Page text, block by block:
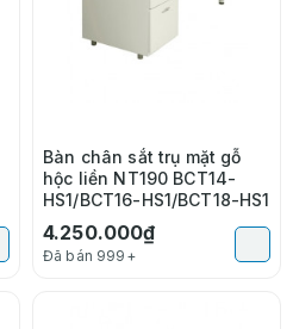
Bàn chân sắt trụ mặt gỗ
hộc liền NT190 BCT14-
HS1/BCT16-HS1/BCT18-HS1
4.250.000₫
Đã bán 999+